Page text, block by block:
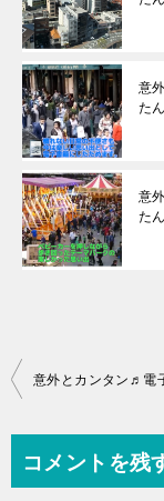
意
た
意
た
投
ビ
コメントを残